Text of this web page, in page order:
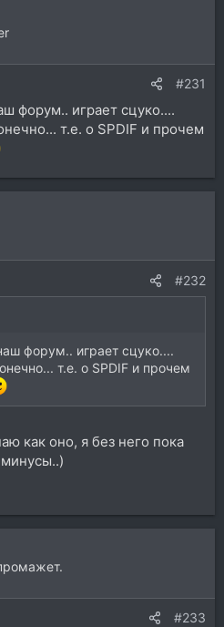
#231
форум.. играет сцуко....
т.е. о SPDIF и прочем
#232
форум.. играет сцуко....
т.е. о SPDIF и прочем
как оно, я без него пока
#233